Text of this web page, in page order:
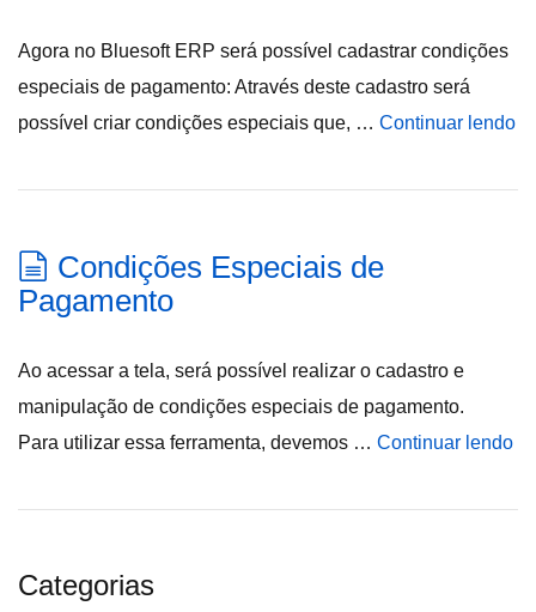
Agora no Bluesoft ERP será possível cadastrar condições
especiais de pagamento: Através deste cadastro será
possível criar condições especiais que, … Continuar lendo
Condições Especiais de
Pagamento
Ao acessar a tela, será possível realizar o cadastro e
manipulação de condições especiais de pagamento.
Para utilizar essa ferramenta, devemos … Continuar lendo
Categorias